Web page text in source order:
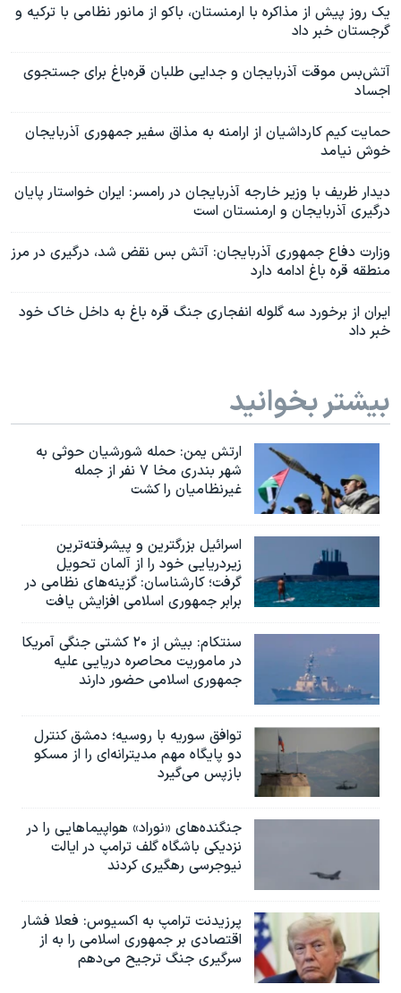
یک روز پیش از مذاکره با ارمنستان، باکو از مانور نظامی با ترکیه و
گرجستان خبر داد
آتش‌بس موقت آذربایجان و جدایی طلبان قره‌باغ برای جستجوی
اجساد
حمایت کیم کارداشیان از ارامنه به مذاق سفیر جمهوری آذربایجان
خوش نیامد
دیدار ظریف با وزیر خارجه آذربایجان در رامسر: ایران خواستار پایان
درگیری آذربایجان و ارمنستان است
وزارت دفاع جمهوری آذربایجان: آتش بس نقض شد، درگیری در مرز
منطقه قره باغ ادامه دارد
ایران از برخورد سه گلوله انفجاری جنگ قره باغ به داخل خاک خود
خبر داد
بیشتر بخوانید
ارتش یمن: حمله شورشیان حوثی به
شهر بندری مخا ۷ نفر از جمله
غیرنظامیان را کشت
اسرائيل بزرگترین و پیشرفته‌ترین
زیردریایی خود را از آلمان تحویل
گرفت؛ کارشناسان: گزینه‌های نظامی در
برابر جمهوری اسلامی افزایش یافت
سنتکام: بیش از ۲۰ کشتی جنگی آمریکا
در ماموریت محاصره دریایی علیه
جمهوری اسلامی حضور دارند
توافق سوریه با روسیه؛ دمشق کنترل
دو پایگاه مهم مدیترانه‌ای را از مسکو
بازپس می‌گیرد
جنگنده‌های «نوراد» هواپیماهایی را در
نزدیکی باشگاه گلف ترامپ در ایالت
نیوجرسی رهگیری کردند
پرزیدنت ترامپ به اکسیوس: فعلا فشار
اقتصادی بر جمهوری اسلامی را به از
سرگیری جنگ ترجیح می‌دهم